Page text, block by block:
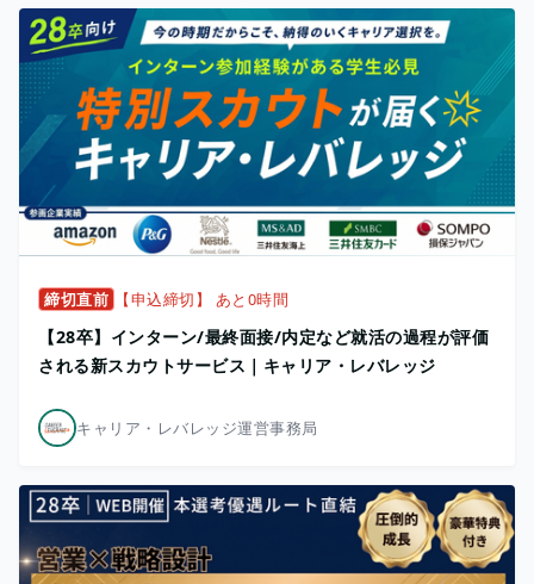
締切直前 【申込締切】 あと0時間
【28卒】インターン/最終面接/内定など就活の過程が評価
される新スカウトサービス｜キャリア・レバレッジ
キャリア・レバレッジ運営事務局